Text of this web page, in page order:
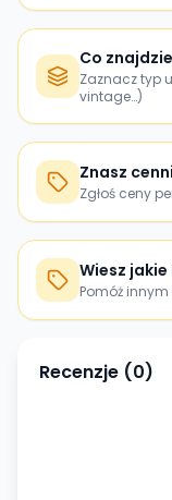
Co
Zaznacz typ
vintage…)
Znasz
Zgłoś ceny
Wiesz
Pomóż
Recenzje (0)